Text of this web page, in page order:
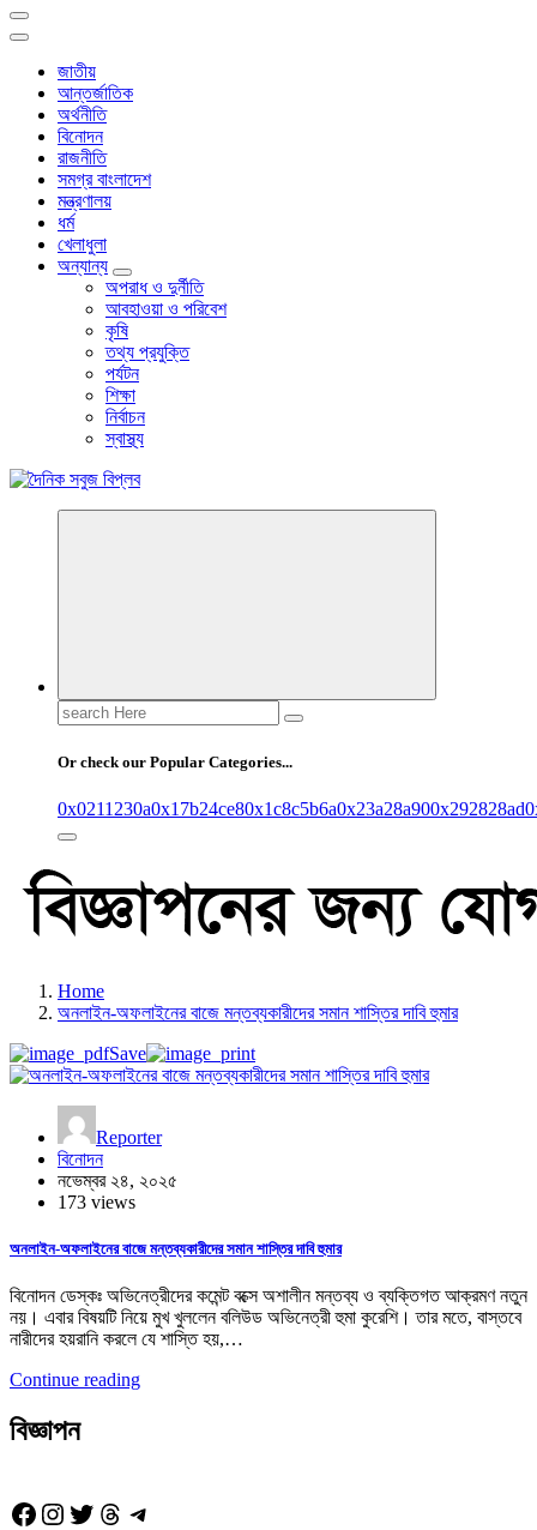
জাতীয়
আন্তর্জাতিক
অর্থনীতি
বিনোদন
রাজনীতি
সমগ্র বাংলাদেশ
মন্ত্রণালয়
ধর্ম
খেলাধুলা
অন্যান্য
অপরাধ ও দুর্নীতি
আবহাওয়া ও পরিবেশ
কৃষি
তথ্য প্রযুক্তি
পর্যটন
শিক্ষা
নির্বাচন
স্বাস্থ্য
বাংলা নিউজ পেপার
Search
for:
Or check our Popular Categories...
0x0211230a0x17b24ce80x1c8c5b6a0x23a28a900x292828ad
Home
অনলাইন-অফলাইনের বাজে মন্তব্যকারীদের সমান শাস্তির দাবি হুমার
Save
Reporter
বিনোদন
নভেম্বর ২৪, ২০২৫
173 views
অনলাইন-অফলাইনের বাজে মন্তব্যকারীদের সমান শাস্তির দাবি হুমার
বিনোদন ডেস্কঃ অভিনেত্রীদের কমেন্ট বক্সে অশালীন মন্তব্য ও ব্যক্তিগত আক্রমণ নতুন
নয়। এবার বিষয়টি নিয়ে মুখ খুললেন বলিউড অভিনেত্রী হুমা কুরেশি। তার মতে, বাস্তবে
নারীদের হয়রানি করলে যে শাস্তি হয়,…
Continue reading
বিজ্ঞাপন
Facebook
Instagram
Twitter
Threads
Telegram